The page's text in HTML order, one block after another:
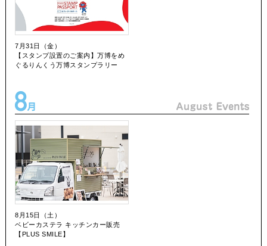
7月31日（金）
【スタンプ設置のご案内】万博をめ
ぐるりんくう万博スタンプラリー
8月15日（土）
ベビーカステラ キッチンカー販売
【PLUS SMILE】